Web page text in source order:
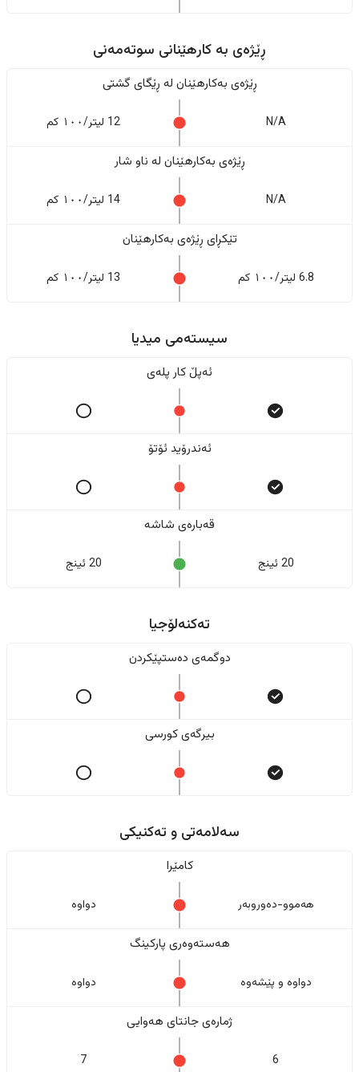
ڕێژەى به کارهێنانی سوتەمەنی
ڕێژەى بەکارهێنان له ڕێگای گشتی
N/A 12 لیتر/١٠٠ کم
ڕێژەى بەکارهێنان له ناو شار
N/A 14 لیتر/١٠٠ کم
تێکڕای ڕێژەى بەکارهێنان
6.8 لیتر/١٠٠ کم 13 لیتر/١٠٠ کم
سیستەمی میدیا
ئەپڵ کار پلەی
ئەندرۆید ئۆتۆ
قەبارەی شاشە
20 ئینج 20 ئینج
تەکنەلۆجیا
دوگمەی دەستپێکردن
بیرگەی کورسی
سەلامەتی و تەکنیکی
کامێرا
هەموو-دەوروبەر دواوە
هەستەوەری پارکینگ
دواوە و پێشەوە دواوە
ژمارەی جانتای هەوایی
6
7